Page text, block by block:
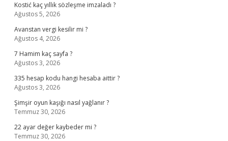
Kostić kaç yıllık sözleşme imzaladı ?
Ağustos 5, 2026
Avanstan vergi kesilir mi ?
Ağustos 4, 2026
7 Hamim kaç sayfa ?
Ağustos 3, 2026
335 hesap kodu hangi hesaba aittir ?
Ağustos 3, 2026
Şimşir oyun kaşığı nasıl yağlanır ?
Temmuz 30, 2026
22 ayar değer kaybeder mi ?
Temmuz 30, 2026